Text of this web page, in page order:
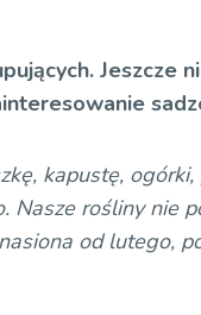
Jeszcze
kapustę,
Nasze rośliny nie
od lutego,